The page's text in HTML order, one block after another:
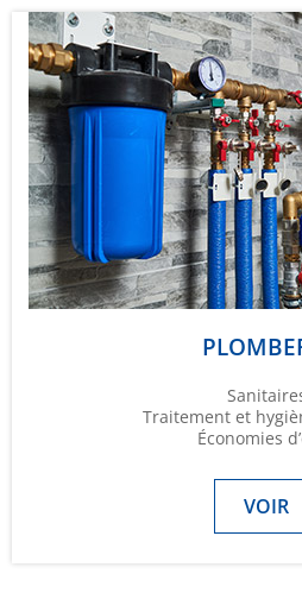
Traitement et
Économies
VOIR